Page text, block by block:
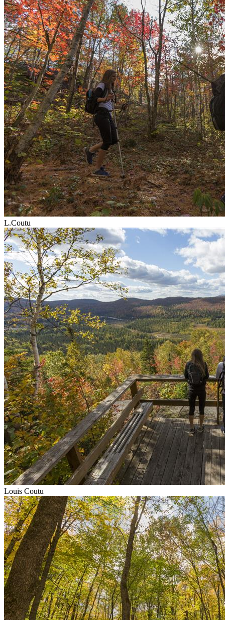
L.Coutu
Louis Coutu